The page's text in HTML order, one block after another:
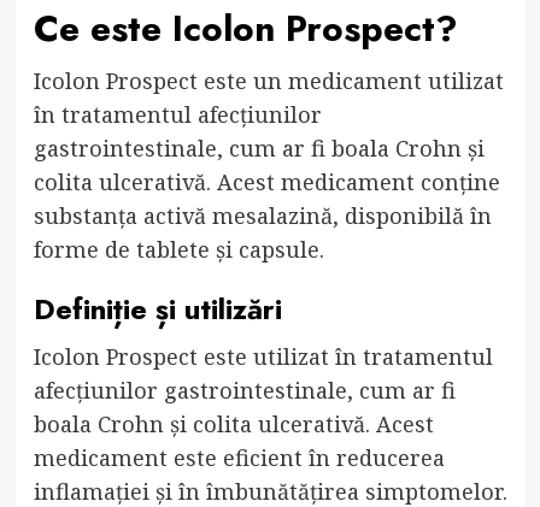
Ce este Icolon Prospect?
Icolon Prospect este un medicament utilizat
în tratamentul afecțiunilor
gastrointestinale, cum ar fi boala Crohn și
colita ulcerativă. Acest medicament conține
substanța activă mesalazină, disponibilă în
forme de tablete și capsule.
Definiție și utilizări
Icolon Prospect este utilizat în tratamentul
afecțiunilor gastrointestinale, cum ar fi
boala Crohn și colita ulcerativă. Acest
medicament este eficient în reducerea
inflamației și în îmbunătățirea simptomelor.